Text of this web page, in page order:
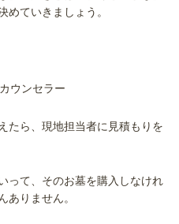
めていきましょう。
たら、現地担当者に見積もりを
って、そのお墓を購入しなけれ
ありません。